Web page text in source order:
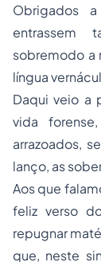
Obrigados
entrassem
sobremodo a
língua
Daqui veio a
vida
arrazoados,
lanço, as
Aos que
feliz verso
repugnar
que, neste